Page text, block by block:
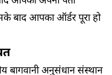
बाद आपका ऑर्डर पूरा हो
बागवानी अनुसंधान संस्थान